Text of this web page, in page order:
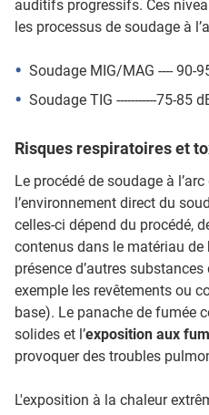
auditifs progressifs. Ces
les processus de soudage à
Soudage MIG/MAG ---- 90-
Soudage TIG -----------75-85
Risques respiratoires et
Le procédé de soudage à
l’environnement direct du
celles-ci dépend du procédé,
contenus dans le matériau de
présence d’autres
exemple les revêtements ou
base). Le panache de fumée
solides et l’exposition aux
provoquer des troubles
L'exposition à la chaleur